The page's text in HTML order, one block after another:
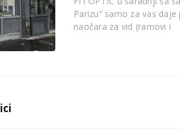
Parizu“ samo za vas
naočara za vid (ramovi i